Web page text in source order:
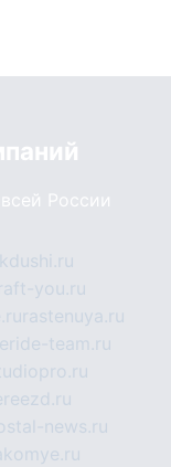
России
you.ru
rastenuya.ru
team.ru
news.ru